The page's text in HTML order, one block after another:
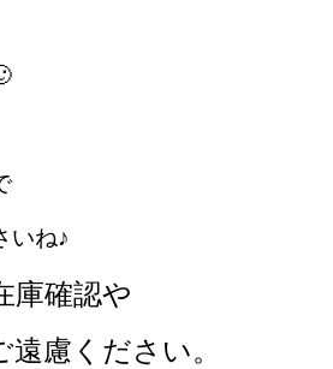
いね♪
庫確認や
慮ください。